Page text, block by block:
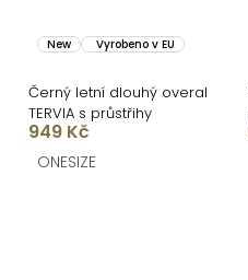
New Vyrobeno v EU
Černý letní dlouhý overal
TERVIA s průstřihy
949 Kč
ONESIZE